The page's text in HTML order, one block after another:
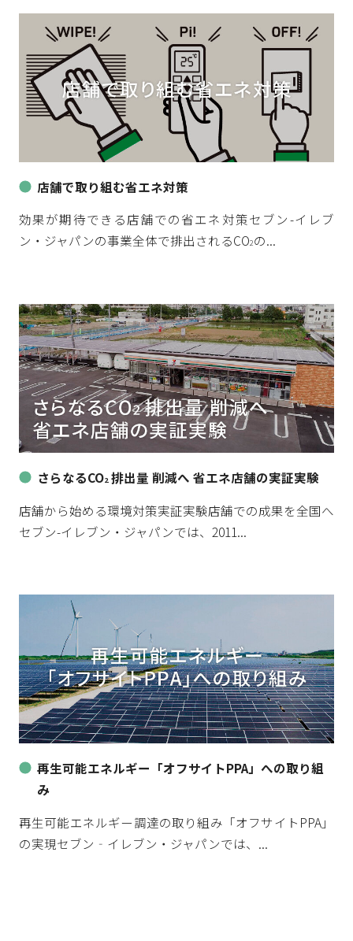
店舗で取り組む省エネ対策
効果が期待できる店舗での省エネ対策セブン-イレブ
ン・ジャパンの事業全体で排出されるCO2の...
さらなるCO2 排出量 削減へ 省エネ店舗の実証実験
店舗から始める環境対策実証実験店舗での成果を全国へ
セブン-イレブン・ジャパンでは、2011...
再生可能エネルギー「オフサイトPPA」への取り組
み
再生可能エネルギー調達の取り組み「オフサイトPPA」
の実現セブン‐イレブン・ジャパンでは、...